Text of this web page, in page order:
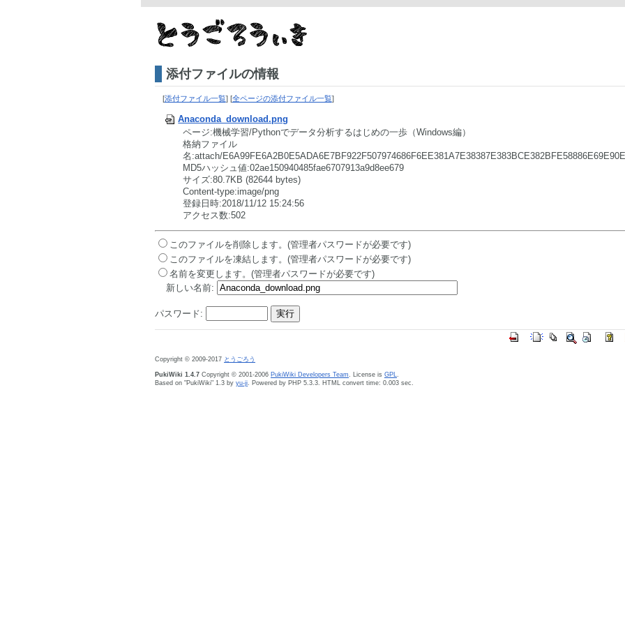
添付ファイルの情報
[添付ファイル一覧] [全ページの添付ファイル一覧]
Anaconda_download.png
ページ:機械学習/Pythonでデータ分析するはじめの一歩（Windows編）
格納ファイル
名:attach/
MD5ハッシュ値:02ae150940485fae6707913a9d8ee679
サイズ:80.7KB (82644 bytes)
Content-type:image/png
登録日時:2018/11/12 15:24:56
アクセス数:502
このファイルを削除します。(管理者パスワードが必要です)
このファイルを凍結します。(管理者パスワードが必要です)
名前を変更します。(管理者パスワードが必要です)
新しい名前:
パスワード:
Copyright © 2009-2017 とうごろう
PukiWiki 1.4.7 Copyright © 2001-2006 PukiWiki Developers Team. License is GPL.
Based on "PukiWiki" 1.3 by yu-ji. Powered by PHP 5.3.3. HTML convert time: 0.003 sec.